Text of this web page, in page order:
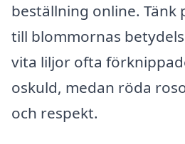
beställning online. Tänk
till blommornas
vita liljor ofta
oskuld, medan röda
och respekt.